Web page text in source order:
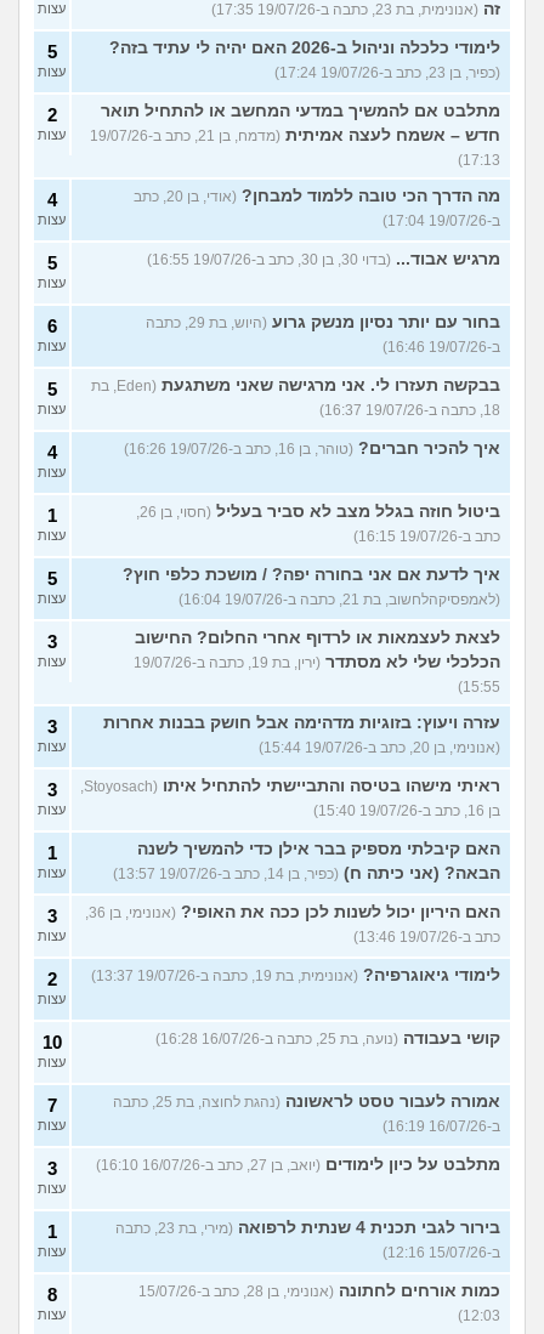
זה (אנונימית, בת 23, כתבה ב-19/07/26 17:35) עצות
לימודי כלכלה וניהול ב-2026 האם יהיה לי עתיד בזה?
(כפיר, בן 23, כתב ב-19/07/26 17:24)
5
עצות
מתלבט אם להמשיך במדעי המחשב או להתחיל תואר
חדש – אשמח לעצה אמיתית
(מדמח, בן 21, כתב ב-19/07/26
17:13)
2
עצות
מה הדרך הכי טובה ללמוד למבחן?
(אודי, בן 20, כתב
ב-19/07/26 17:04)
4
עצות
מרגיש אבוד... (בדוי 30, בן 30, כתב ב-19/07/26 16:55) 5
עצות
בחור עם יותר נסיון מנשק גרוע
(היוש, בת 29, כתבה
ב-19/07/26 16:46)
6
עצות
בבקשה תעזרו לי. אני מרגישה שאני משתגעת
(Eden, בת
18, כתבה ב-19/07/26 16:37)
5
עצות
איך להכיר חברים? (טוהר, בן 16, כתב ב-19/07/26 16:26) 4
עצות
ביטול חוזה בגלל מצב לא סביר בעליל
(חסוי, בן 26,
כתב ב-19/07/26 16:15)
1
עצות
איך לדעת אם אני בחורה יפה? / מושכת כלפי חוץ?
(לאמפסיקהלחשוב, בת 21, כתבה ב-19/07/26 16:04)
5
עצות
לצאת לעצמאות או לרדוף אחרי החלום? החישוב
הכלכלי שלי לא מסתדר
(ירין, בת 19, כתבה ב-19/07/26
15:55)
3
עצות
עזרה ויעוץ: בזוגיות מדהימה אבל חושק בבנות אחרות
(אנונימי, בן 20, כתב ב-19/07/26 15:44)
3
עצות
ראיתי מישהו בטיסה והתביישתי להתחיל איתו
(Stoyosach,
בן 16, כתב ב-19/07/26 15:40)
3
עצות
האם קיבלתי מספיק בבר אילן כדי להמשיך לשנה
הבאה? (אני כיתה ח) (כפיר, בן 14, כתב ב-19/07/26 13:57)
1
עצות
האם היריון יכול לשנות לכן ככה את האופי?
(אנונימי, בן 36,
כתב ב-19/07/26 13:46)
3
עצות
לימודי גיאוגרפיה? (אנונימית, בת 19, כתבה ב-19/07/26 13:37) 2
עצות
קושי בעבודה (נועה, בת 25, כתבה ב-16/07/26 16:28) 10
עצות
אמורה לעבור טסט לראשונה
(נהגת לחוצה, בת 25, כתבה
ב-16/07/26 16:19)
7
עצות
מתלבט על כיון לימודים (יואב, בן 27, כתב ב-16/07/26 16:10) 3
עצות
בירור לגבי תכנית 4 שנתית לרפואה
(מירי, בת 23, כתבה
ב-15/07/26 12:16)
1
עצות
כמות אורחים לחתונה
(אנונימי, בן 28, כתב ב-15/07/26
12:03)
8
עצות